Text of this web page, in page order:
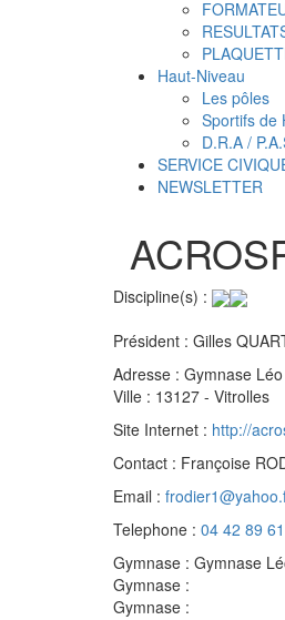
Haut-Niveau
Les pôles
Sportifs de
D.R.A /
SERVICE
NEWSLETTER
Discipline(s) :
Président : Gilles
Adresse : Gymnase
Ville : 13127 - Vitrolles
Site Internet : http://
Contact : Françoise
Email :
Telephone : 04 42 89
Gymnase : Gymnase
Gymnase :
Gymnase :